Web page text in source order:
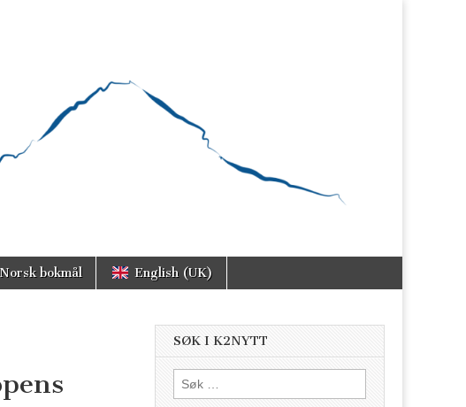
Norsk bokmål English (UK)
SØK I K2NYTT
Søk
etter: